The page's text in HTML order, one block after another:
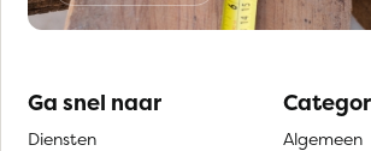
Ga snel naar
Diensten
Algemeen